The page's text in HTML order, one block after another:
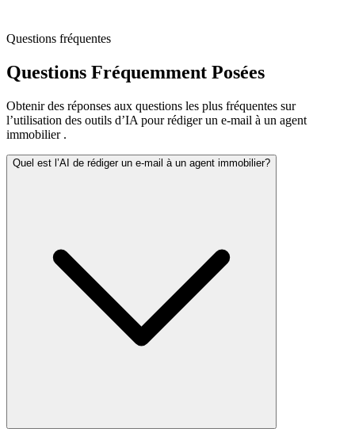
Questions fréquentes
Questions Fréquemment Posées
Obtenir des réponses aux questions les plus fréquentes sur
l’utilisation des outils d’IA pour rédiger un e-mail à un agent
immobilier .
Quel est l’AI de rédiger un e-mail à un agent immobilier?